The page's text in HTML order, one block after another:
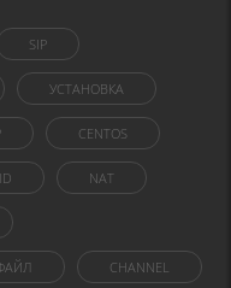
SIP
УСТАНОВКА
CENTOS
NAT
CHANNEL